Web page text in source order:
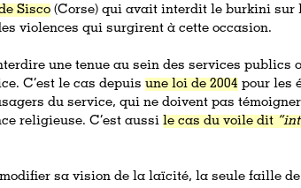
Sisco (Corse) qui avait interdit le burkini sur
violences qui surgirent à cette occasion.
une tenue au sein des services publics
C’est le cas depuisune loi de 2004 pour les
du service, qui ne doivent pas témoigner
religieuse. C’est aussile cas du voile dit
sa vision de la laïcité, la seule faille